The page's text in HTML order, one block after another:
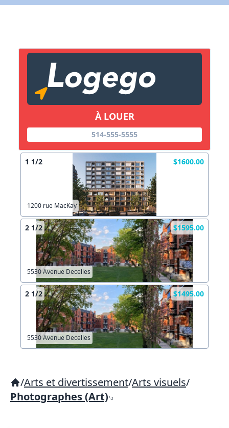
À LOUER
514-555-5555
1 1/2 $1600.00
1200 rue MacKay
2 1/2 $1595.00
5530 Avenue Decelles
2 1/2 $1495.00
5530 Avenue Decelles
/Arts et divertissement/Arts visuels/
Photographes (Art)
Lien vers inscription (sera inclus dans courriel)
Copier lien
X Fermer